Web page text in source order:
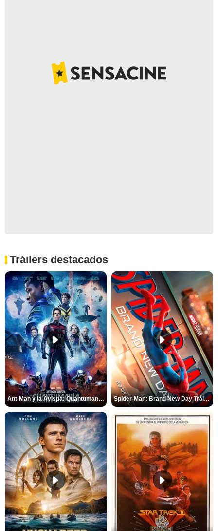
Tráilers destacados
Ant-Man y la Avispa: Quantumanía Tráiler (2) Spider-Man: Brand New Day Tráiler (3)